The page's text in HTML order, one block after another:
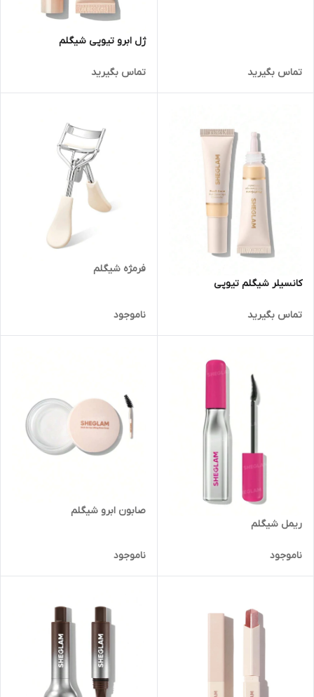
تماس بگیرید
ژل ابرو تیوپی شیگلم
تماس بگیرید
کانسیلر شیگلم تیوپی
تماس بگیرید
فرمژه شیگلم
ناموجود
ریمل شیگلم
ناموجود
صابون ابرو شیگلم
ناموجود